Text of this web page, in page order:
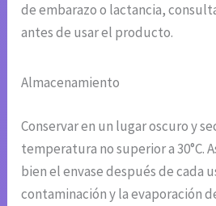
de embarazo o lactancia,
antes de usar el producto.
Almacenamiento
Conservar en un lugar oscuro y
temperatura no superior a 30°C.
bien el envase después de cada
contaminación y la evaporación